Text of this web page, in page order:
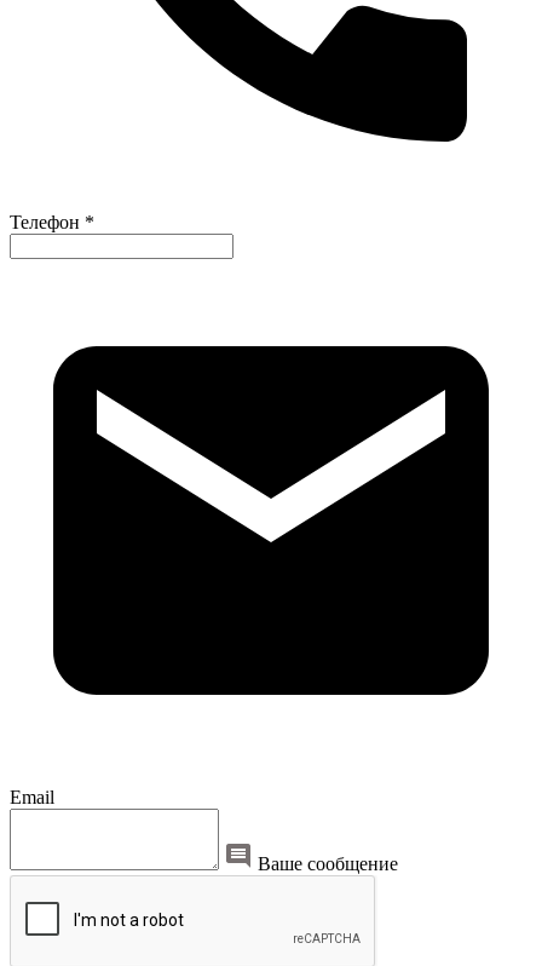
Телефон *
Email
Ваше сообщение